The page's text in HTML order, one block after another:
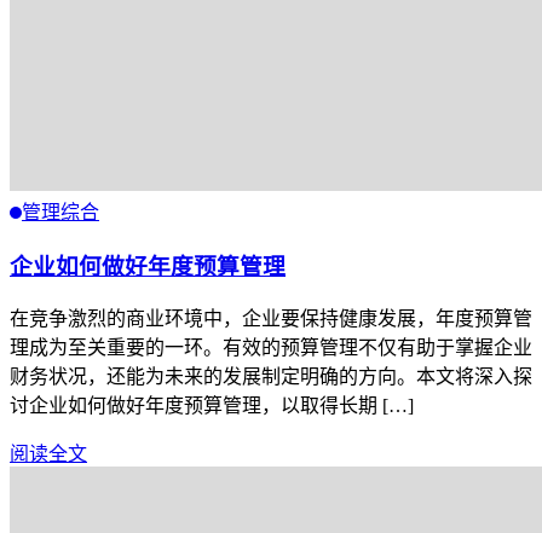
管理综合
企业如何做好年度预算管理
在竞争激烈的商业环境中，企业要保持健康发展，年度预算管
理成为至关重要的一环。有效的预算管理不仅有助于掌握企业
财务状况，还能为未来的发展制定明确的方向。本文将深入探
讨企业如何做好年度预算管理，以取得长期 […]
阅读全文